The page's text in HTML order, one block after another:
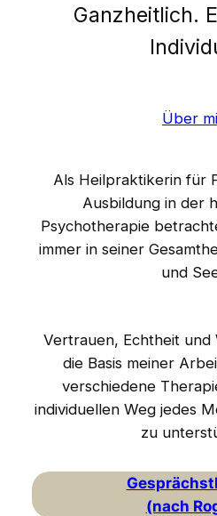
Ganzheitlich.
Über
Als Heilpraktikerin für
Ausbildung in der
Psychotherapie
immer in seiner
und
Vertrauen, Echtheit und
die Basis meiner
verschiedene
individuellen Weg jedes
zu
(nach